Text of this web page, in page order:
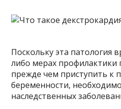
Поскольку эта патология
либо мерах профилактики
прежде чем приступить к
беременности,
наследственных